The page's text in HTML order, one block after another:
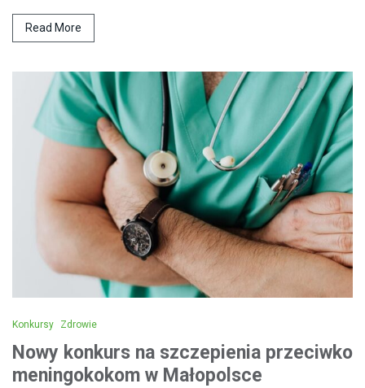
Read More
Konkursy Zdrowie
Nowy konkurs na szczepienia przeciwko
meningokokom w Małopolsce